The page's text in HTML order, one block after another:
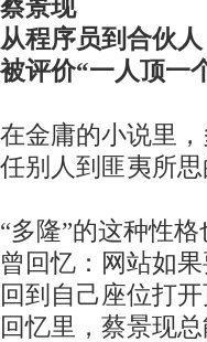
蔡景现
从程序员到合伙人
被评价“一人顶一
在金庸的小说里
任别人到匪夷所思
“多隆”的这种性
曾回忆：网站如
回到自己座位打
回忆里，蔡景现